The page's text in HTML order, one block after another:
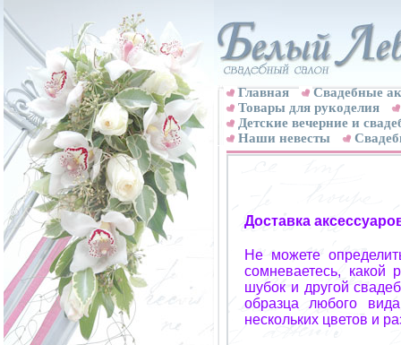
Главная
Свадебные
Товары для рукоделия
Детские вечерние и
Наши невесты
Доставка
Не можете
сомневаетесь, какой
шубок и другой
образца любого
нескольких цветов и